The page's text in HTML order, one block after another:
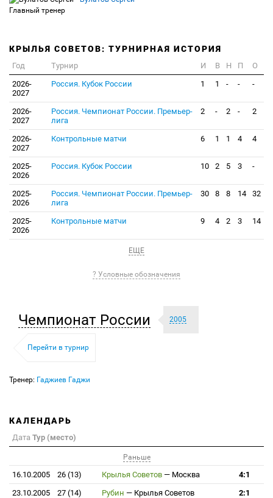
Главный тренер
КРЫЛЬЯ СОВЕТОВ: ТУРНИРНАЯ ИСТОРИЯ
Год Турнир И В Н П
О
2026-
2027
Россия. Кубок России 1 1 - - -
2026-
2027
Россия. Чемпионат России. Премьер-
лига
2 - 2 - 2
2026-
2027
Контрольные матчи 6 1 1 4 4
2025-
2026
Россия. Кубок России 10 2 5 3 -
2025-
2026
Россия. Чемпионат России. Премьер-
лига
30 8 8 14 32
2025-
2026
Контрольные матчи 9 4 2 3 14
ЕЩЕ
? Условные обозначения
Чемпионат России 2005
Перейти в турнир
Тренер: Гаджиев Гаджи
КАЛЕНДАРЬ
Дата Тур (место)
Раньше
16.10.2005 26 (13) Крылья Советов — Москва
4:1
23.10.2005
27 (14) Рубин — Крылья Советов
2:1